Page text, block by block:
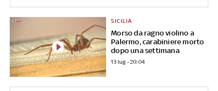
Morso da ragno violino a
Palermo, carabiniere morto
dopo una settimana
SICILIA
13 lug - 20:04